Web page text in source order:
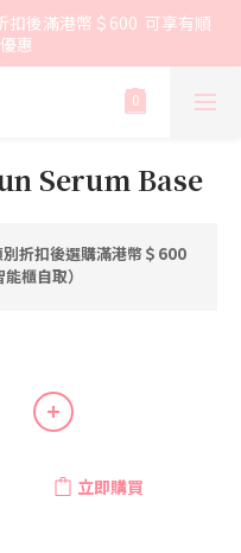
扣後滿港幣＄600  可享有順
惠
Serum Base
折扣後選購滿港幣＄600
櫃自取）
立即購買